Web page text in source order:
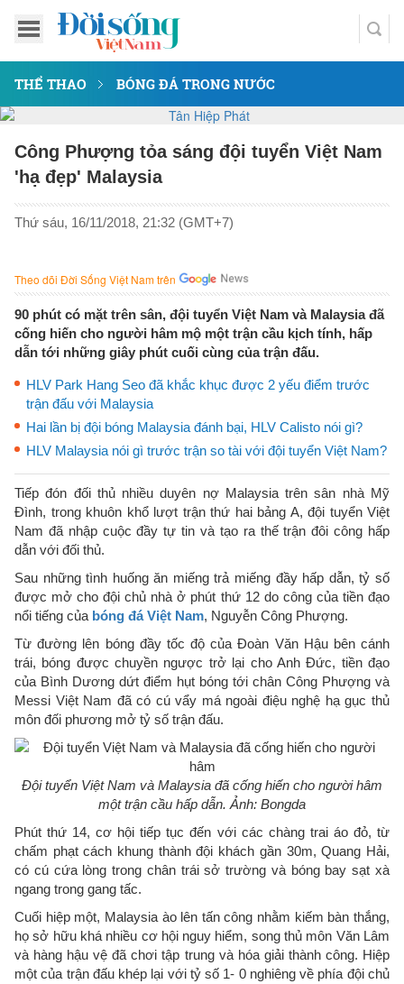
THỂ THAO BÓNG ĐÁ TRONG NƯỚC
Công Phượng tỏa sáng đội tuyển Việt Nam
'hạ đẹp' Malaysia
Thứ sáu, 16/11/2018, 21:32 (GMT+7)
Theo dõi Đời Sống Việt Nam trên
90 phút có mặt trên sân, đội tuyển Việt Nam và Malaysia đã
cống hiến cho người hâm mộ một trận cầu kịch tính, hấp
dẫn tới những giây phút cuối cùng của trận đấu.
HLV Park Hang Seo đã khắc khục được 2 yếu điểm trước
trận đấu với Malaysia
Hai lần bị đội bóng Malaysia đánh bại, HLV Calisto nói gì?
HLV Malaysia nói gì trước trận so tài với đội tuyển Việt Nam?
Tiếp đón đối thủ nhiều duyên nợ Malaysia trên sân nhà Mỹ
Đình, trong khuôn khổ lượt trận thứ hai bảng A, đội tuyển Việt
Nam đã nhập cuộc đầy tự tin và tạo ra thế trận đôi công hấp
dẫn với đối thủ.
Sau những tình huống ăn miếng trả miếng đầy hấp dẫn, tỷ số
được mở cho đội chủ nhà ở phút thứ 12 do công của tiền đạo
nổi tiếng của bóng đá Việt Nam, Nguyễn Công Phượng.
Từ đường lên bóng đầy tốc độ của Đoàn Văn Hậu bên cánh
trái, bóng được chuyền ngược trở lại cho Anh Đức, tiền đạo
của Bình Dương dứt điểm hụt bóng tới chân Công Phượng và
Messi Việt Nam đã có cú vẩy má ngoài điệu nghệ hạ gục thủ
môn đối phương mở tỷ số trận đấu.
Đội tuyển Việt Nam và Malaysia đã cống hiến cho người hâm
một trận cầu hấp dẫn. Ảnh: Bongda
Phút thứ 14, cơ hội tiếp tục đến với các chàng trai áo đỏ, từ
chấm phạt cách khung thành đội khách gần 30m, Quang Hải,
có cú cứa lòng trong chân trái sở trường và bóng bay sạt xà
ngang trong gang tấc.
Cuối hiệp một, Malaysia ào lên tấn công nhằm kiếm bàn thắng,
họ sở hữu khá nhiều cơ hội nguy hiểm, song thủ môn Văn Lâm
và hàng hậu vệ đã chơi tập trung và hóa giải thành công. Hiệp
một của trận đấu khép lại với tỷ số 1- 0 nghiêng về phía đội chủ